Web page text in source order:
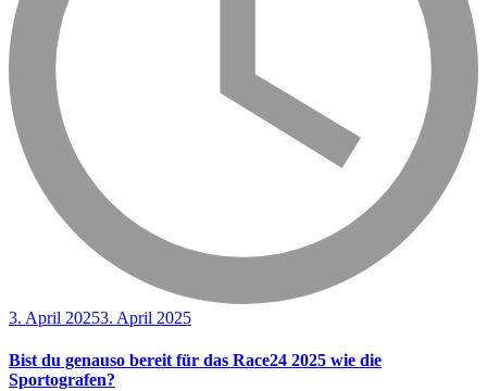
3. April 20253. April 2025
Bist du genauso bereit für das Race24 2025 wie die
Sportografen?